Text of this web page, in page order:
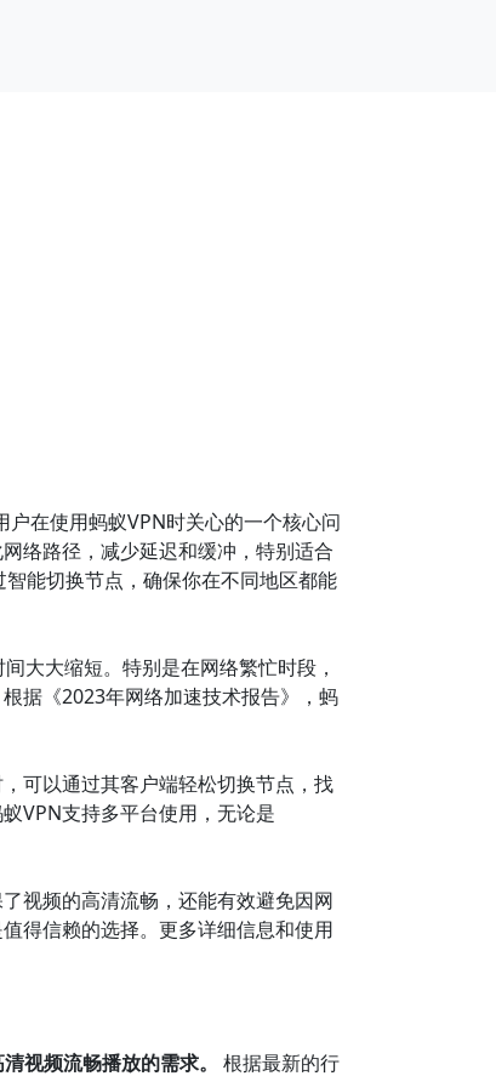
户在使用蚂蚁VPN时关心的一个核心问
络路径，减少延迟和缓冲，特别适合
能切换节点，确保你在不同地区都能
大大缩短。特别是在网络繁忙时段，
据《2023年网络加速技术报告》，蚂
可以通过其客户端轻松切换节点，找
VPN支持多平台使用，无论是
视频的高清流畅，还能有效避免因网
得信赖的选择。更多详细信息和使用
视频流畅播放的需求。
根据最新的行